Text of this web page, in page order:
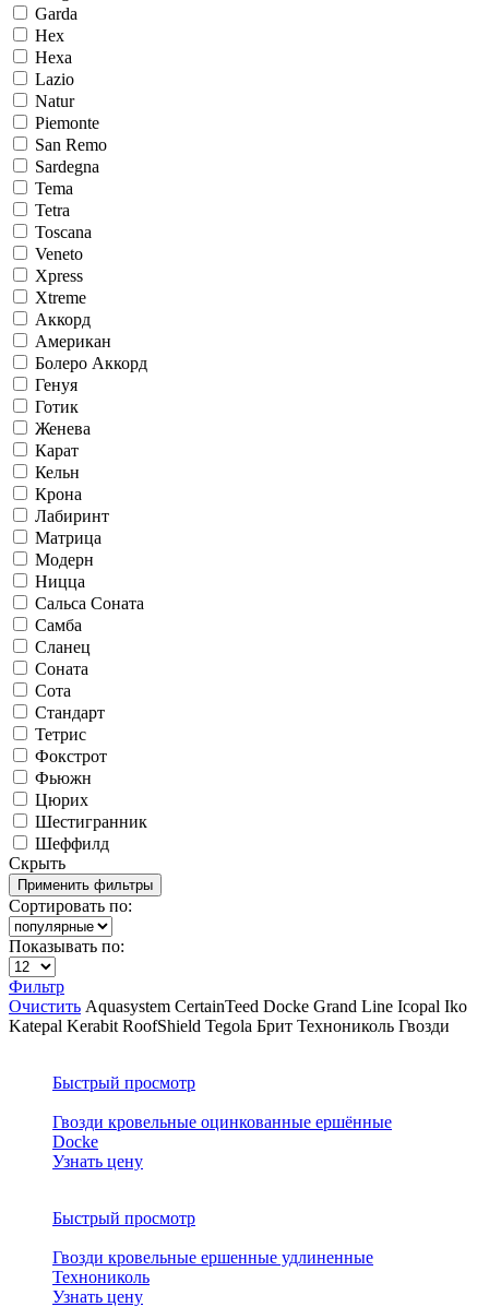
Garda
Hex
Hexa
Lazio
Natur
Piemonte
San Remo
Sardegna
Tema
Tetra
Toscana
Veneto
Xpress
Xtreme
Аккорд
Американ
Болеро Аккорд
Генуя
Готик
Женева
Карат
Кельн
Крона
Лабиринт
Матрица
Модерн
Ницца
Сальса Соната
Самба
Сланец
Соната
Сота
Стандарт
Тетрис
Фокстрот
Фьюжн
Цюрих
Шестигранник
Шеффилд
Скрыть
Сортировать по:
Показывать по:
Фильтр
Очистить Aquasystem CertainTeed Docke Grand Line Icopal Iko
Katepal Kerabit RoofShield Tegola Брит Технониколь Гвозди
Быстрый просмотр
Гвозди кровельные оцинкованные ершённые
Docke
Узнать цену
Быстрый просмотр
Гвозди кровельные ершенные удлиненные
Технониколь
Узнать цену